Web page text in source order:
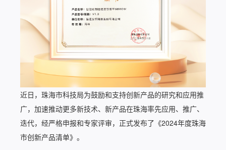
近日，珠海市科技局为鼓励和支持创新产品的研究和应用推
广，加速推动更多新技术、新产品在珠海率先应用、推广、
迭代，经严格申报和专家评审，正式发布了《2024年度珠海
市创新产品清单》。